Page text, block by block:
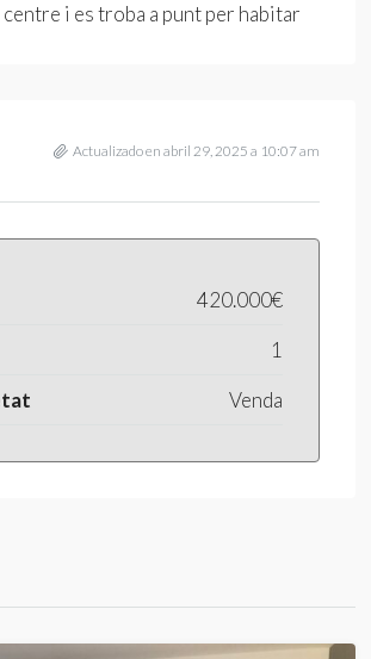
i es troba a punt per habitar
Actualizado en abril 29, 2025 a 10:07 am
420.000€
1
Venda